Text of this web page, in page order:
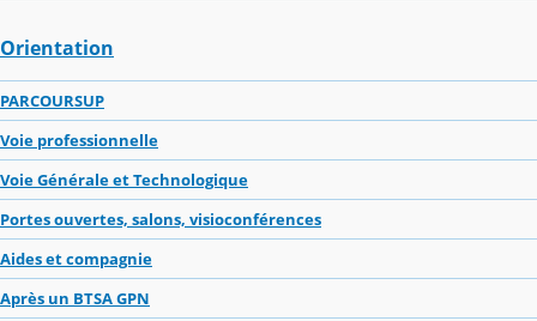
Orientation
PARCOURSUP
Voie professionnelle
Voie Générale et Technologique
Portes ouvertes, salons, visioconférences
Aides et compagnie
Après un BTSA GPN